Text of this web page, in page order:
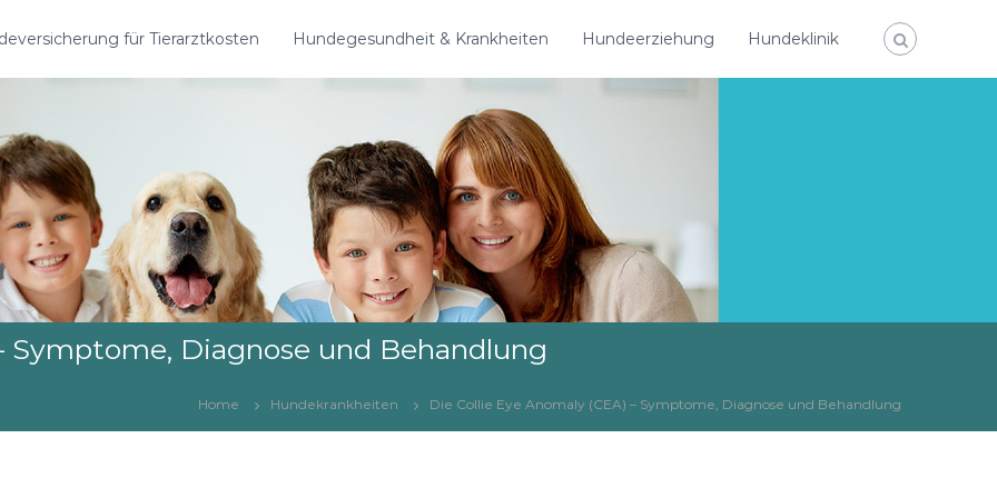
für Tierarztkosten Hundegesundheit & Krankheiten Hundeerziehung Hundeklinik
Symptome, Diagnose und Behandlung
Home Hundekrankheiten Die Collie Eye Anomaly (CEA) – Symptome, Diagnose und Behandlung